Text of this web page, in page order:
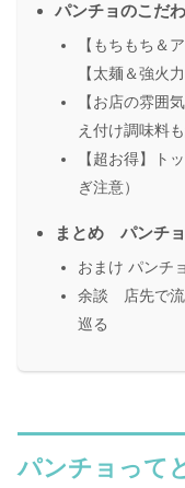
パンチョのこだ
【もちもち＆
【太麺＆強火力
【お店の雰囲
え付け調味料も
【超お得】ト
ぎ注意）
まとめ パンチ
おまけ パンチ
余談 店先で流
巡る
パンチョって